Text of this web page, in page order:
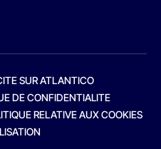
SUR ATLANTICO
DE CONFIDENTIALITE
RELATIVE AUX COOKIES